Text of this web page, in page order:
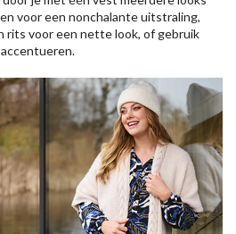
voor een nonchalante uitstraling,
rits voor een nette look, of gebruik